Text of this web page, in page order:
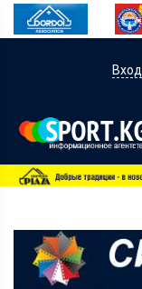
Вход